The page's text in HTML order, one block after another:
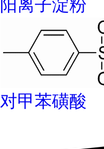
阳离子淀粉
对甲苯磺酸